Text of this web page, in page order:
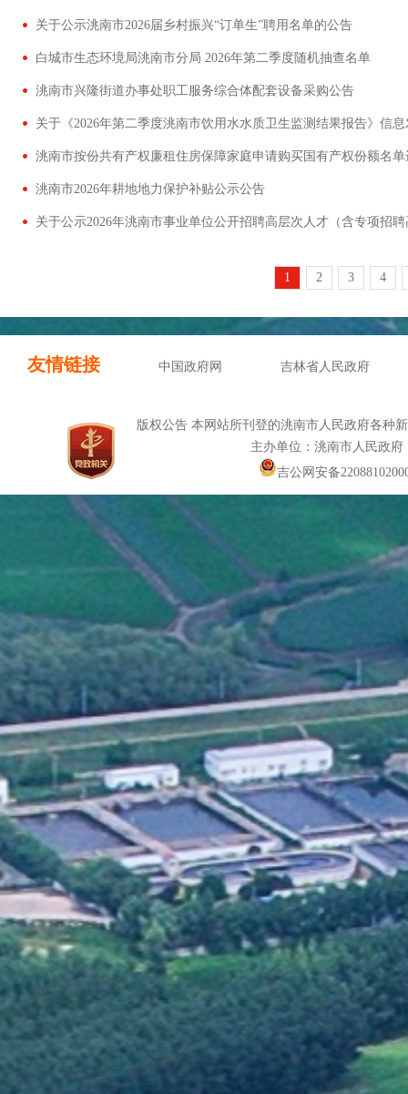
关于公示洮南市2026届乡村振兴“订单生”聘用名单的公告
白城市生态环境局洮南市分局 2026年第二季度随机抽查名单
洮南市兴隆街道办事处职工服务综合体配套设备采购公告
关于《2026年第二季度洮南市饮用水水质卫生监测结果报告》信息
洮南市按份共有产权廉租住房保障家庭申请购买国有产权份额名
洮南市2026年耕地地力保护补贴公示公告
1 2 3 4
友情链接 中国政府网 吉林省人民政府
版权公告 本网站所刊登的洮南市人民政府各种
主办单位：洮南市人民政
吉公网安备